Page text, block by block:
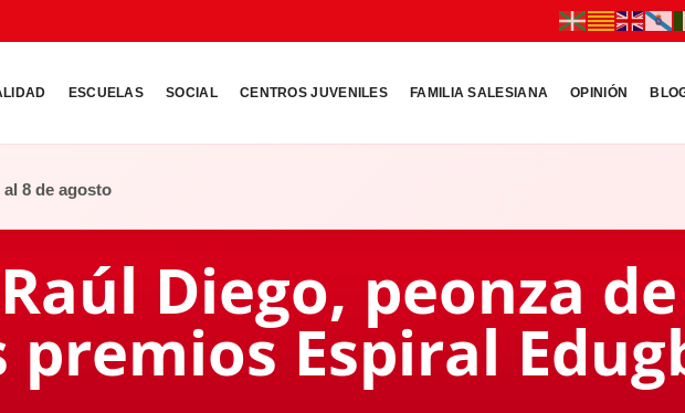
ESCUELAS SOCIAL CENTROS JUVENILES FAMILIA SALESIANA OPINIÓN
8 de agosto
Diego, peonza de
Espiral